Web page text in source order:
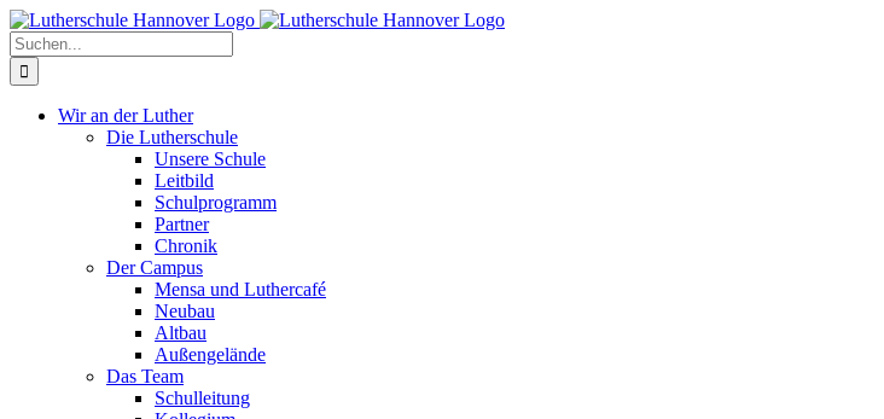
Zum
Inhalt
springen
Facebook
X
Instagram
Pinterest
Suche
nach:
Wir an der Luther
Die Lutherschule
Unsere Schule
Leitbild
Schulprogramm
Partner
Chronik
Der Campus
Mensa und Luthercafé
Neubau
Altbau
Außengelände
Das Team
Schulleitung